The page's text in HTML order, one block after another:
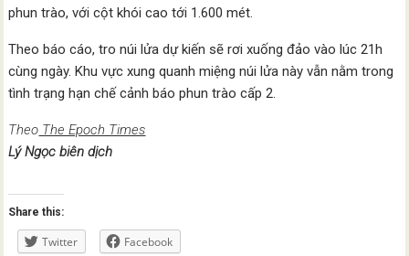
phun trào, với cột khói cao tới 1.600 mét.
Theo báo cáo, tro núi lửa dự kiến ​​sẽ rơi xuống đảo vào lúc 21h
cùng ngày. Khu vực xung quanh miệng núi lửa này vẫn nằm trong
tình trạng hạn chế cảnh báo phun trào cấp 2.
Theo The Epoch Times
Lý Ngọc biên dịch
Share this:
Twitter Facebook